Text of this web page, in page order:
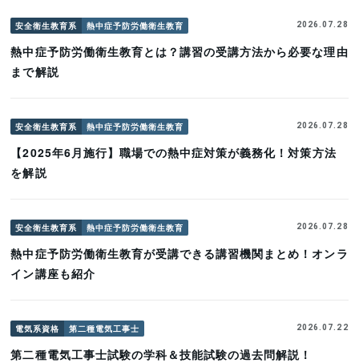
安全衛生教育系 熱中症予防労働衛生教育 2026.07.28
熱中症予防労働衛生教育とは？講習の受講方法から必要な理由
まで解説
安全衛生教育系 熱中症予防労働衛生教育 2026.07.28
【2025年6月施行】職場での熱中症対策が義務化！対策方法
を解説
安全衛生教育系 熱中症予防労働衛生教育 2026.07.28
熱中症予防労働衛生教育が受講できる講習機関まとめ！オンラ
イン講座も紹介
電気系資格 第二種電気工事士 2026.07.22
第二種電気工事士試験の学科＆技能試験の過去問解説！